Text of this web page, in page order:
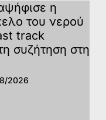
η
του νερού
track
συζήτηση στη
2026